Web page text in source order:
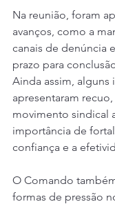
Na reunião, foram
avanços, como a
canais de denúncia
prazo para
Ainda assim, alguns
apresentaram
movimento sindical
importância de
confiança e a
O Comando
formas de pressão